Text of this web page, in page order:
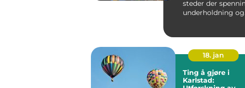
steder der
underholdning og
18. jan
Ting å gjøre i
Karlstad: